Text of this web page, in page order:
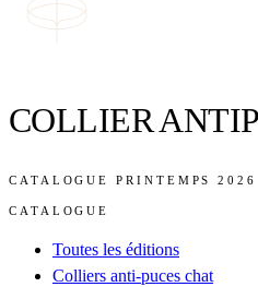
COLLIER
CATALOGUE PRINTEMPS
CATALOGUE
Toutes les éditions
Colliers anti-puces chat